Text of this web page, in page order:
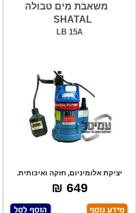
משאבת מים טבולה
SHATAL
LB 15A
יציקת אלומיניום, חזקה ואיכותית.
כולל מצו
649 ₪